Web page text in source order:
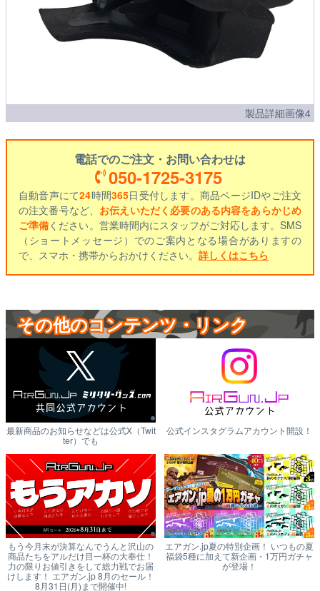
製品詳細画像4
電話でのご注文・お問い合わせは
050-1725-3175
自動音声にて24時間365日受付します。商品ページIDやご注文
の注文番号など、 お伝えいただく必要のある内容をあらかじめ
ご準備ください。営業時間内にスタッフがご対応します。SMS
（ショートメッセージ）でのご案内となる場合がありますの
で、スマホ・携帯からおかけください。 詳しくはこちら
その他のコンテンツ・リンク
最新商品のお知らせなどは公式X（Twit
ter）でも
公式インスタグラムアカウント開設！
もう今月末が決算なんでうんと沢山の
商品たちをアルだけ目一杯の大奉仕！
力の限りお値引きをして総力戦でお届
けします！ エアガン.jp 8月のセール！
8月31日(月)まで開催中!
エアガン.jp夏の特別企画！ いつもの夏
福袋5種に加えて新企画・1万円ガチャ
が登場！